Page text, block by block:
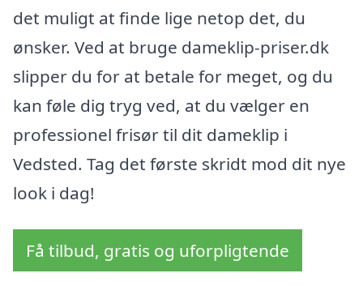
det muligt at finde lige netop det, du
ønsker. Ved at bruge dameklip-priser.dk
slipper du for at betale for meget, og du
kan føle dig tryg ved, at du vælger en
professionel frisør til dit dameklip i
Vedsted. Tag det første skridt mod dit nye
look i dag!
Få tilbud, gratis og uforpligtende